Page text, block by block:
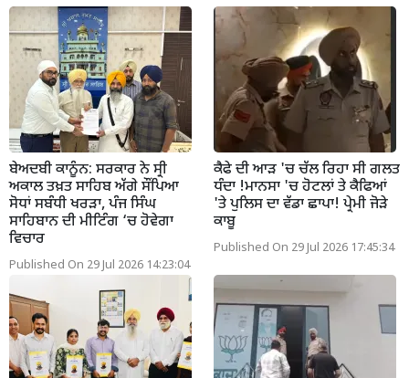
ਬੇਅਦਬੀ ਕਾਨੂੰਨ: ਸਰਕਾਰ ਨੇ ਸ੍ਰੀ
ਅਕਾਲ ਤਖ਼ਤ ਸਾਹਿਬ ਅੱਗੇ ਸੌਂਪਿਆ
ਸੋਧਾਂ ਸਬੰਧੀ ਖਰੜਾ, ਪੰਜ ਸਿੰਘ
ਸਾਹਿਬਾਨ ਦੀ ਮੀਟਿੰਗ ‘ਚ ਹੋਵੇਗਾ
ਵਿਚਾਰ
Published On 29 Jul 2026 14:23:04
ਕੈਫੇ ਦੀ ਆੜ 'ਚ ਚੱਲ ਰਿਹਾ ਸੀ ਗਲਤ
ਧੰਦਾ !ਮਾਨਸਾ 'ਚ ਹੋਟਲਾਂ ਤੇ ਕੈਫਿਆਂ
'ਤੇ ਪੁਲਿਸ ਦਾ ਵੱਡਾ ਛਾਪਾ! ਪ੍ਰੇਮੀ ਜੋੜੇ
ਕਾਬੂ
Published On 29 Jul 2026 17:45:34